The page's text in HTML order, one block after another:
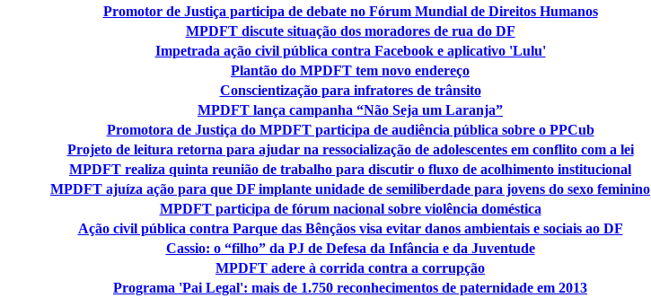
Promotor de Justiça participa de debate no Fórum Mundial de Direitos Humanos
MPDFT discute situação dos moradores de rua do DF
Impetrada ação civil pública contra Facebook e aplicativo 'Lulu'
Plantão do MPDFT tem novo endereço
Conscientização para infratores de trânsito
MPDFT lança campanha “Não Seja um Laranja”
Promotora de Justiça do MPDFT participa de audiência pública sobre o PPCub
Projeto de leitura retorna para ajudar na ressocialização de adolescentes em conflito com a lei
MPDFT realiza quinta reunião de trabalho para discutir o fluxo de acolhimento institucional
MPDFT ajuíza ação para que DF implante unidade de semiliberdade para jovens do sexo feminino
MPDFT participa de fórum nacional sobre violência doméstica
Ação civil pública contra Parque das Bênçãos visa evitar danos ambientais e sociais ao DF
Cassio: o “filho” da PJ de Defesa da Infância e da Juventude
MPDFT adere à corrida contra a corrupção
Programa 'Pai Legal': mais de 1.750 reconhecimentos de paternidade em 2013